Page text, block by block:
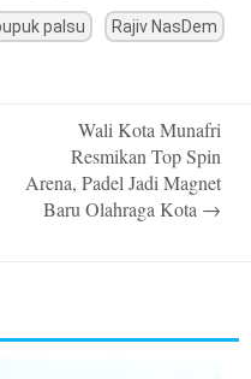
palsu Rajiv NasDem
Wali Kota Munafri
Resmikan Top Spin
Arena, Padel Jadi Magnet
Baru Olahraga Kota →